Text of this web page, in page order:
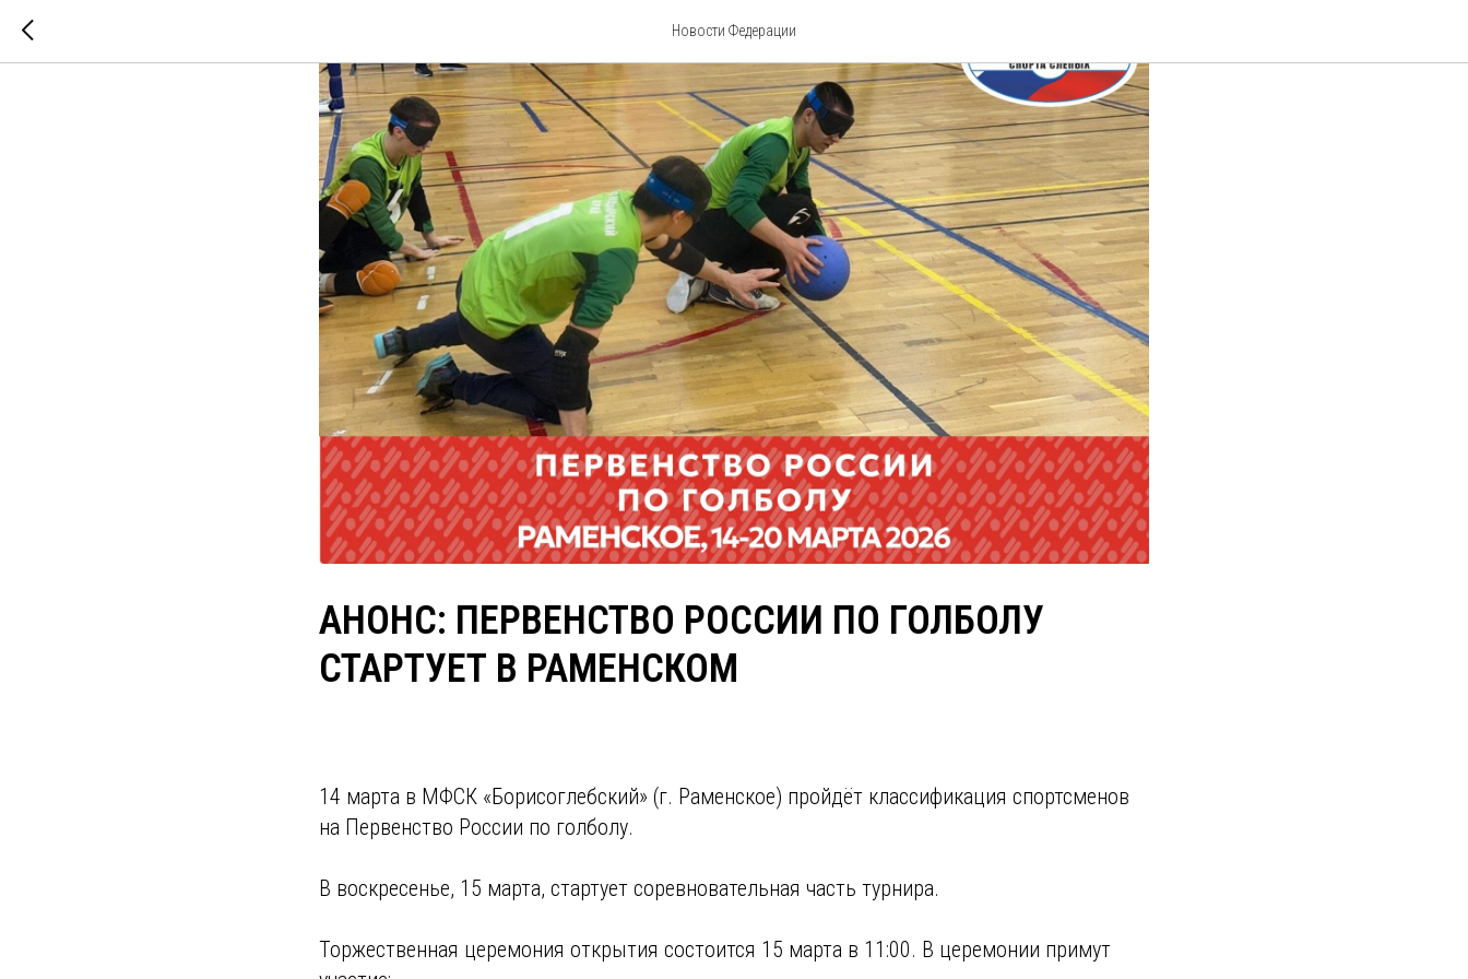
Новости Федерации
АНОНС: ПЕРВЕНСТВО РОССИИ ПО ГОЛБОЛУ
СТАРТУЕТ В РАМЕНСКОМ
14 марта в МФСК «Борисоглебский» (г. Раменское) пройдёт классификация спортсменов
на Первенство России по голболу.
В воскресенье, 15 марта, стартует соревновательная часть турнира.
Торжественная церемония открытия состоится 15 марта в 11:00. В церемонии примут